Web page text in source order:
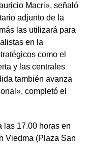
Macri», señaló
adjunto de la
las utilizará para
en la
como el
y las centrales
también avanza
completó el
las 17.00 horas en
Viedma (Plaza San